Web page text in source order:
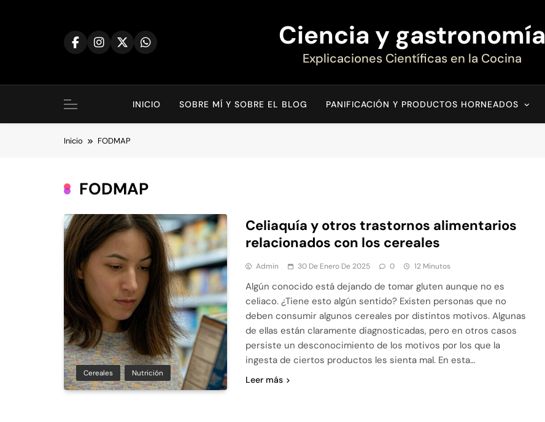
Ciencia y gastronomía
Explicaciones Científicas en la Cocina
INICIO SOBRE MÍ Y SOBRE EL BLOG PANIFICACIÓN Y PRODUCTOS HORNEADOS
Inicio FODMAP
FODMAP
Cereales Nutrición
Celiaquía y otros trastornos alimentarios
relacionados con los cereales
Admin 30 De Enero De 2025 0 12 Minutos
Algún conocido está dejando de tomar gluten aunque no es
celiaco. ¿Tiene esto algún sentido? Existen personas que no
deben consumir algunos cereales por distintos motivos. Algunas
de ellas están claramente diagnosticadas, pero en otros casos
persiste un desconocimiento de los motivos por los que la
ingesta de ciertos productos les sienta mal. En esta…
Leer más